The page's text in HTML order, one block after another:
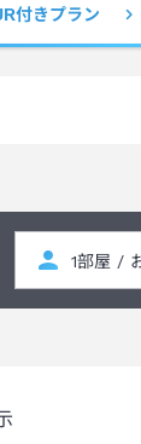
喫食のご判断
付きプラン